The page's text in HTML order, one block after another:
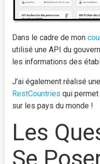
Dans le cadre de mon
utilisé une API du
les informations des
J’ai également réalisé
RestCountries qui
sur les pays du monde !
Les
Se